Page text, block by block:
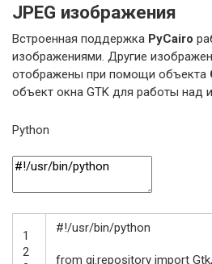
JPEG изображения
Встроенная поддержка PyCairo
изображениями. Другие
отображены при помощи объекта
объект окна GTK для работы над
Python
1
2
#!/usr/bin/python
from gi.repository import Gtk,